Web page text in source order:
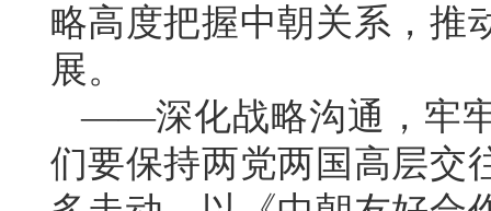
略高度把握中朝关系，推
展。
——深化战略沟通，牢
们要保持两党两国高层交